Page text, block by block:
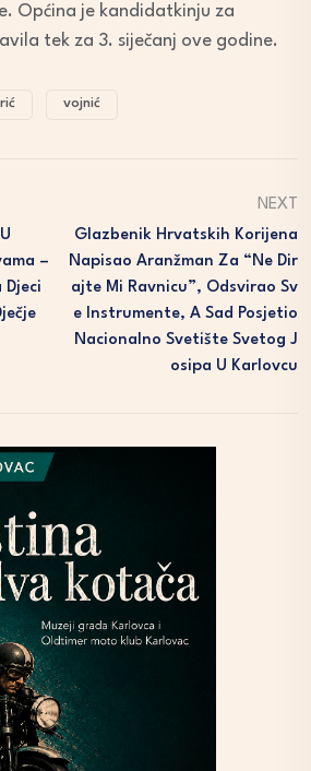
Općina je kandidatkinju za
tek za 3. siječanj ove godine.
vojnić
–
Djeci
NEXT
Glazbenik Hrvatskih Korijena
Napisao Aranžman Za “Ne Dir
Ajte Mi Ravnicu”, Odsvirao Sv
E Instrumente, A Sad Posjetio
Nacionalno Svetište Svetog J
Osipa U Karlovcu